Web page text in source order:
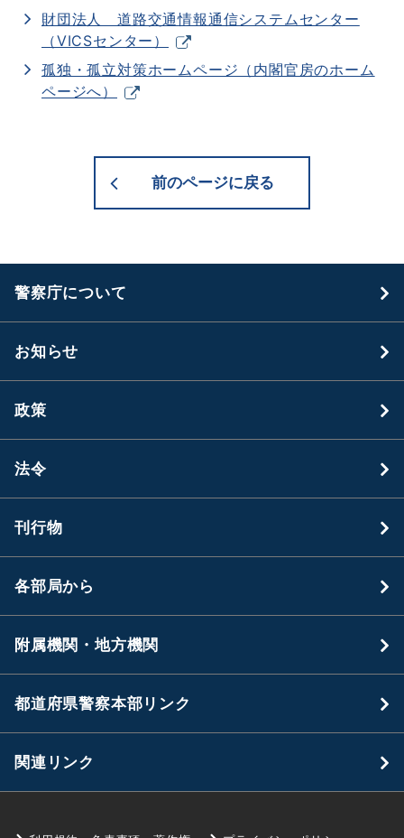
財団法人 道路交通情報通信システムセンター
（VICSセンター）
孤独・孤立対策ホームページ（内閣官房のホーム
ページへ）
前のページに戻る
警察庁について
お知らせ
政策
法令
刊行物
各部局から
附属機関・地方機関
都道府県警察本部リンク
関連リンク